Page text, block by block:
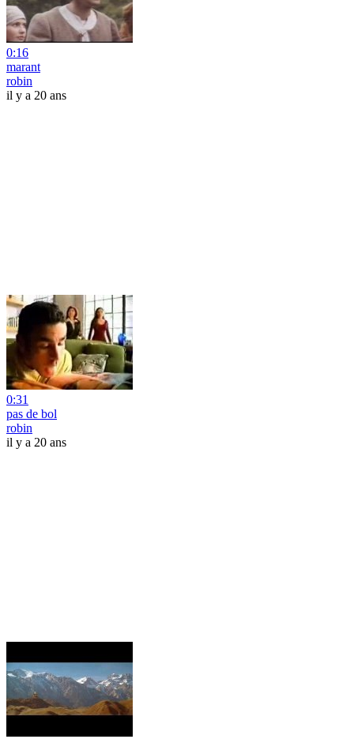
0:16
marant
robin
il y a 20 ans
0:31
pas de bol
robin
il y a 20 ans